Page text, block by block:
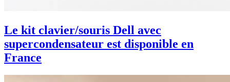
Le kit clavier/souris Dell avec
supercondensateur est disponible en
France